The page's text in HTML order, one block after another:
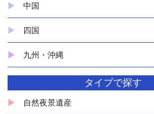
中国
四国
九州・沖縄
タイプで探す
自然夜景遺産